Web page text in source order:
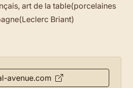
art de la table(porcelaines
Briant)
avenue.com